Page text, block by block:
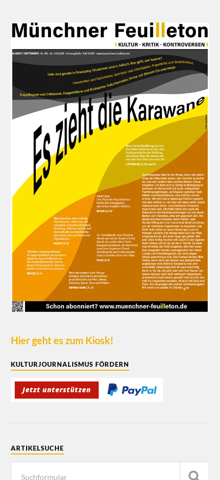
Hier geht es zum Kiosk!
KULTURJOURNALISMUS FÖRDERN
ARTIKELSUCHE